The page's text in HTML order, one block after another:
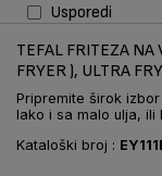
Usporedi
TEFAL FRITEZA NA
FRYER ), ULTRA
Pripremite širok
lako i sa malo ulja, ili
Kataloški broj :